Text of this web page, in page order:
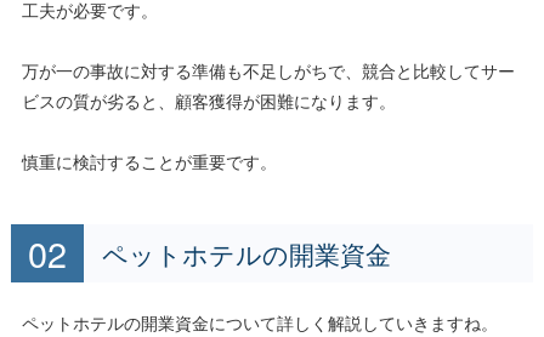
工夫が必要です。
万が一の事故に対する準備も不足しがちで、競合と比較してサー
ビスの質が劣ると、顧客獲得が困難になります。
慎重に検討することが重要です。
ペットホテルの開業資金
ペットホテルの開業資金について詳しく解説していきますね。